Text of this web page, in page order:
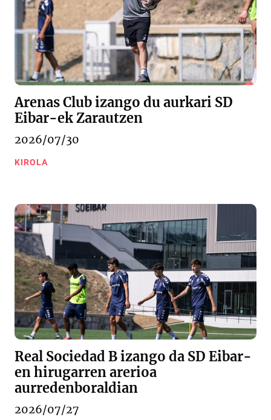
Arenas Club izango du aurkari SD
Eibar-ek Zarautzen
2026/07/30
KIROLA
Real Sociedad B izango da SD Eibar-
en hirugarren arerioa
aurredenboraldian
2026/07/27